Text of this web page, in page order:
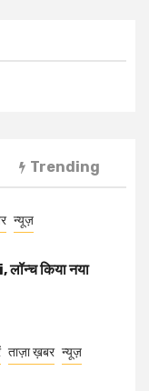
Trending
न्यूज़
लॉन्च किया नया
ताज़ा ख़बर न्यूज़